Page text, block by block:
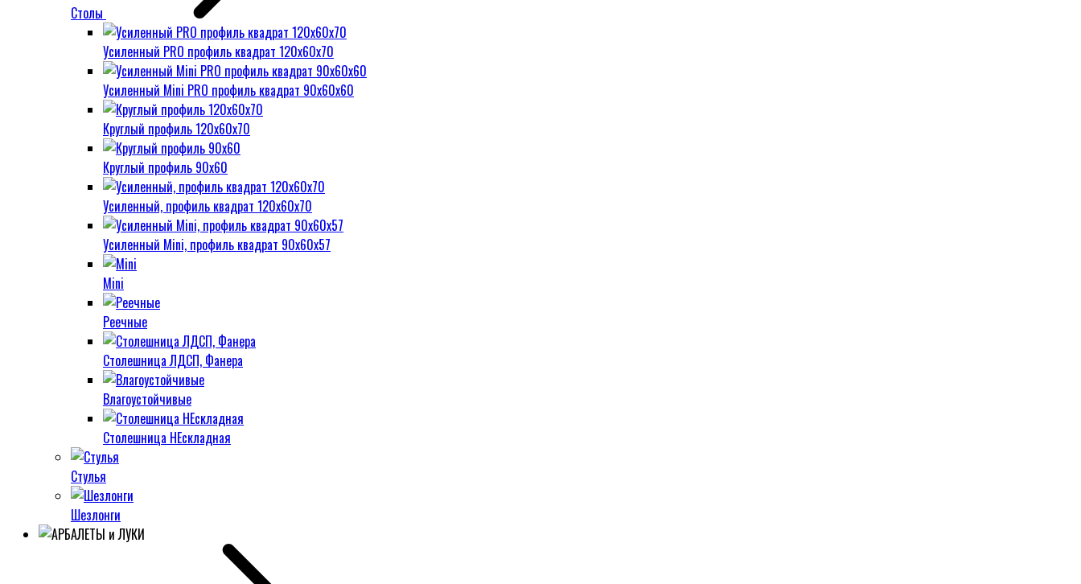
Столы
Усиленный PRO профиль квадрат 120х60х70
Усиленный Mini PRO профиль квадрат 90х60х60
Круглый профиль 120х60х70
Круглый профиль 90х60
Усиленный, профиль квадрат 120х60х70
Усиленный Mini, профиль квадрат 90х60х57
Mini
Реечные
Столешница ЛДСП, Фанера
Влагоустойчивые
Столешница НЕскладная
Стулья
Шезлонги